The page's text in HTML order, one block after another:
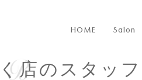
HOME Salon
店のスタッ